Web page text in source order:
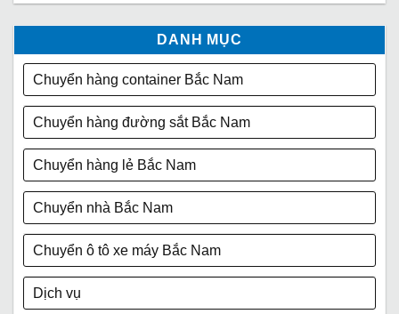
DANH MỤC
Chuyển hàng container Bắc Nam
Chuyển hàng đường sắt Bắc Nam
Chuyển hàng lẻ Bắc Nam
Chuyển nhà Bắc Nam
Chuyển ô tô xe máy Bắc Nam
Dịch vụ